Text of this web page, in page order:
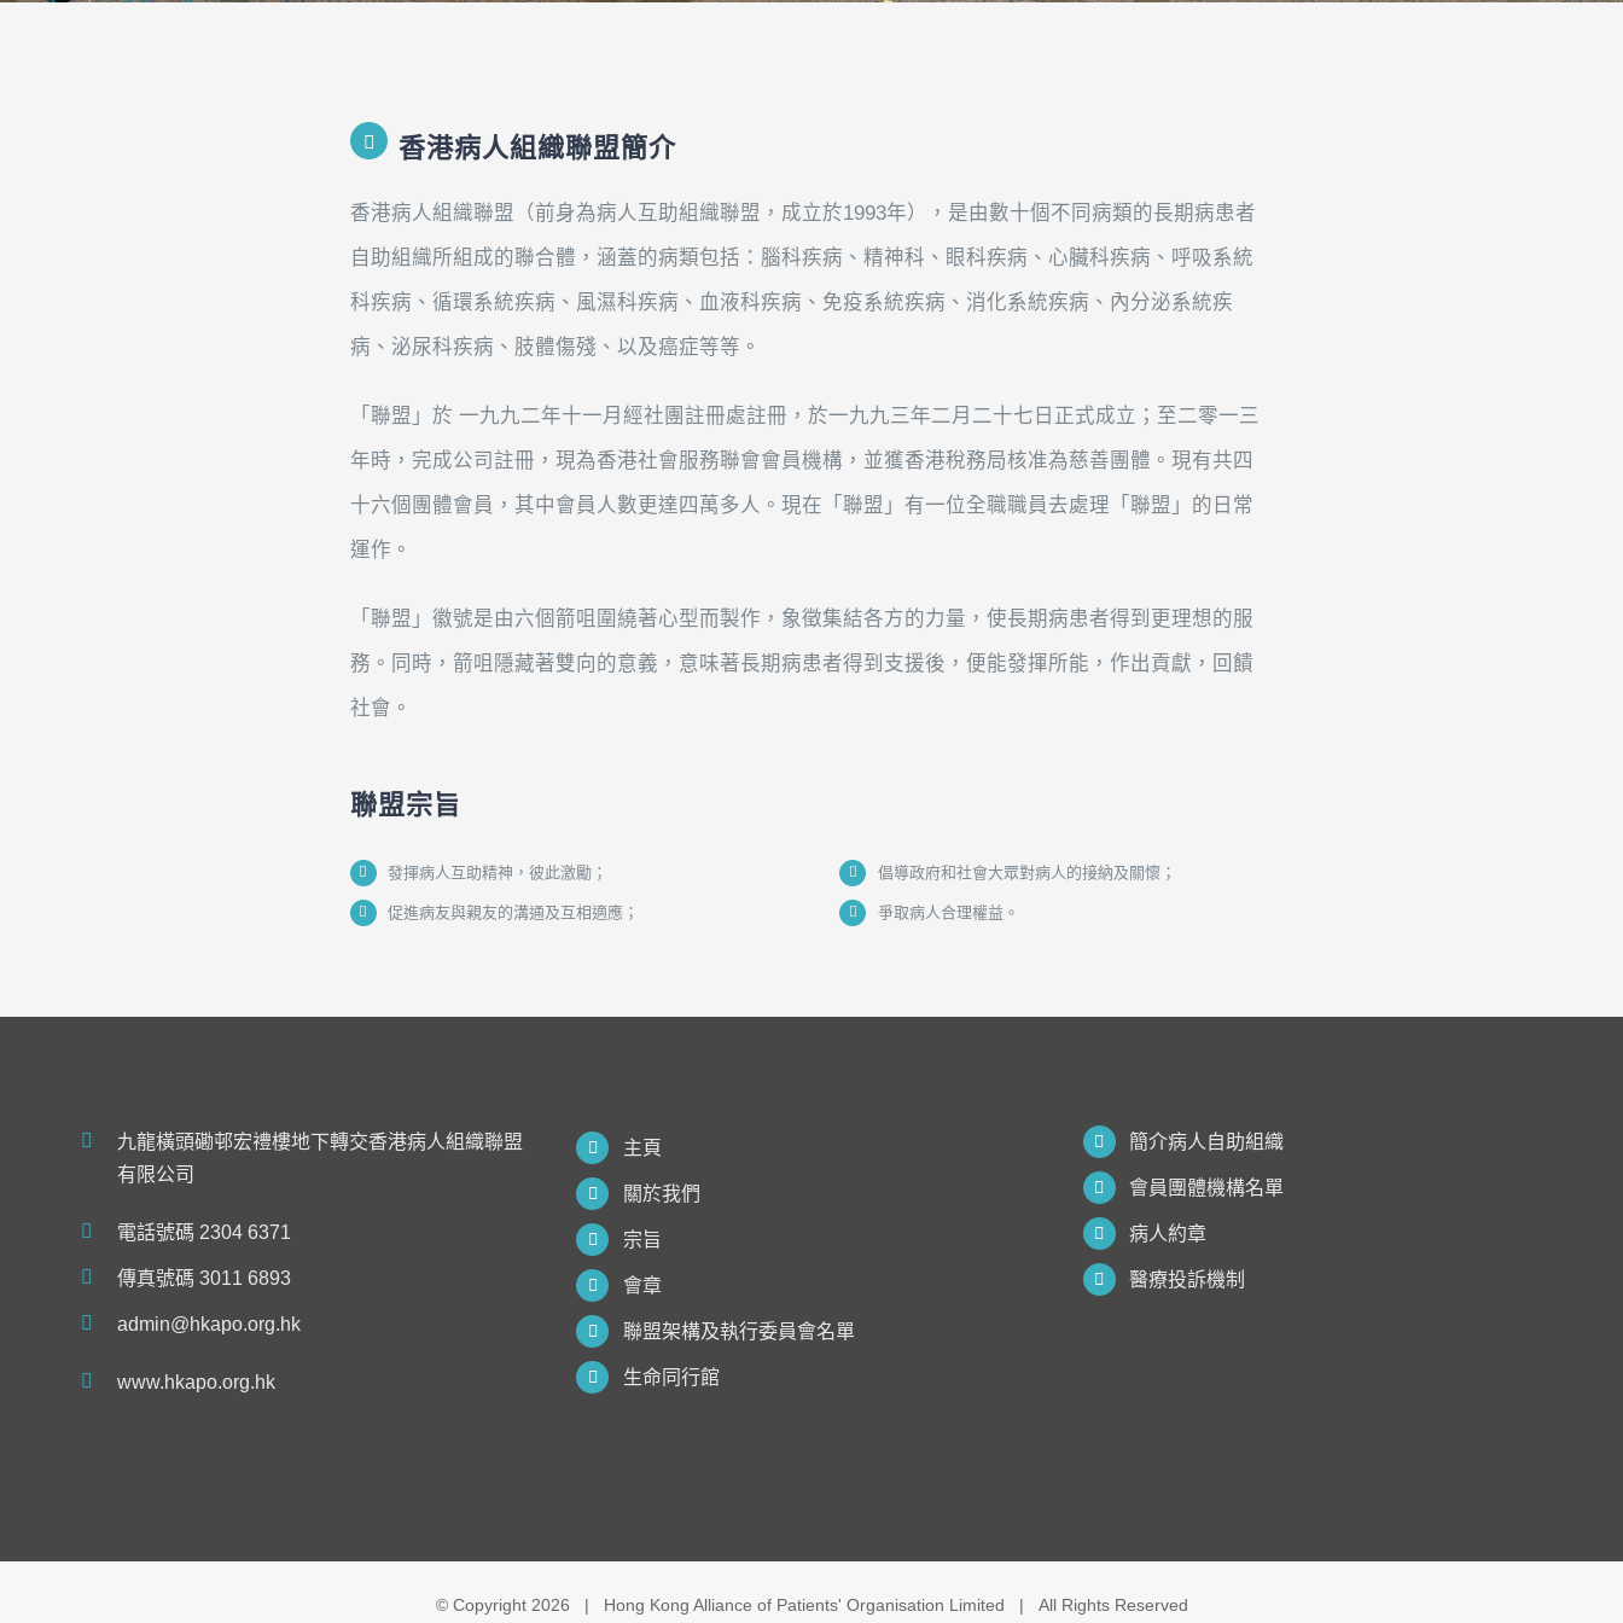
香港病人組織聯盟簡介
香港病人組織聯盟（前身為病人互助組織聯盟，成立於1993年），是由數十個不同病類的長期病患者
自助組織所組成的聯合體，涵蓋的病類包括：腦科疾病、精神科、眼科疾病、心臟科疾病、呼吸系統
科疾病、循環系統疾病、風濕科疾病、血液科疾病、免疫系統疾病、消化系統疾病、內分泌系統疾
病、泌尿科疾病、肢體傷殘、以及癌症等等。
「聯盟」於 一九九二年十一月經社團註冊處註冊，於一九九三年二月二十七日正式成立；至二零一三
年時，完成公司註冊，現為香港社會服務聯會會員機構，並獲香港稅務局核准為慈善團體。現有共四
十六個團體會員，其中會員人數更達四萬多人。現在「聯盟」有一位全職職員去處理「聯盟」的日常
運作。
「聯盟」徽號是由六個箭咀 圍繞著心型而製作，象徵集結各方的力量，使長期病患者得到更理想的服
務。同時，箭咀隱藏著雙向的意義，意味著長期病患者得到支援後，便能發揮所能，作出貢獻，回饋
社會。
聯盟宗旨
發揮病人互助精神，彼此激勵；
促進病友與親友的溝通及互相適應；
倡導政府和社會大眾對病人的接納及關懷；
爭取病人合理權益。
九龍橫頭磡邨宏禮樓地下轉交香港病人組織聯盟
有限公司
電話號碼 2304 6371
傳真號碼 3011 6893
admin@hkapo.org.hk
www.hkapo.org.hk
主頁
關於我們
宗旨
會章
聯盟架構及執行委員會名單
生命同行館
簡介病人自助組織
會員團體機構名單
病人約章
醫療投訴機制
© Copyright 2026 | Hong Kong Alliance of Patients' Organisation Limited | All Rights Reserved